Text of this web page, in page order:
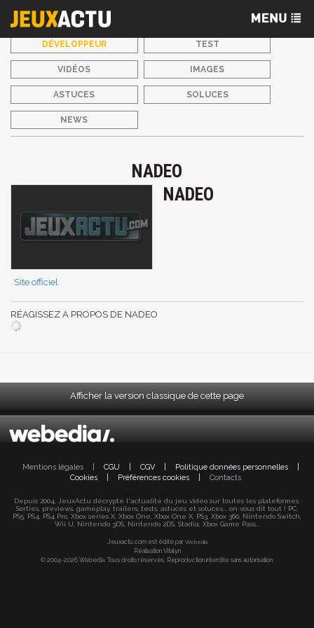
DÉVELOPPEUR TEST
VIDÉOS IMAGES
ASTUCES SOLUCES
NEWS
NADEO
NADEO
Site officiel
RÉAGISSEZ A PROPOS DE NADEO
Afficher la version classique de cette page
Mentions légales CGU CGV Politique données personnelles
Cookies
Préférences cookies Contacts
Depuis 2004, JeuxActu décrypte l'actualité du jeu vidéo sur toutes les plateformes.
Sorties, previews, gameplay, trailers, tests, astuces et soluces... on vous dit tout ! PC,
PS5, PS4, PS4 Pro, Xbox series X, Xbox One, Xbox One X, PS3, Xbox 360, Nintendo Switch,
Wii U, Nintendo 3DS, Nintendo 2DS, Stadia, Xbox Game Pass...
Jeuxactu.com est édité par Webedia
Réalisation Vitalyn
© 2004-2026 Webedia. Tous droits réservés. Reproduction interdite sans autorisation.